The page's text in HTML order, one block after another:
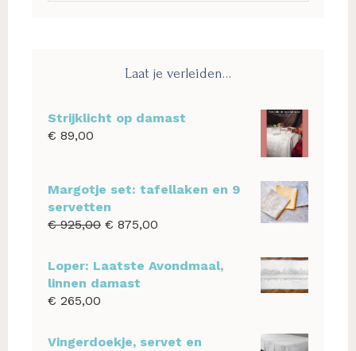
Laat je verleiden…
Strijklicht op damast
€ 89,00
Margotje set: tafellaken en 9
servetten
€925,00 Oorspronkelijke
was:
€ 925,00.
€ 875,00
Loper: Laatste Avondmaal,
linnen damast
€ 265,00
Vingerdoekje, servet en